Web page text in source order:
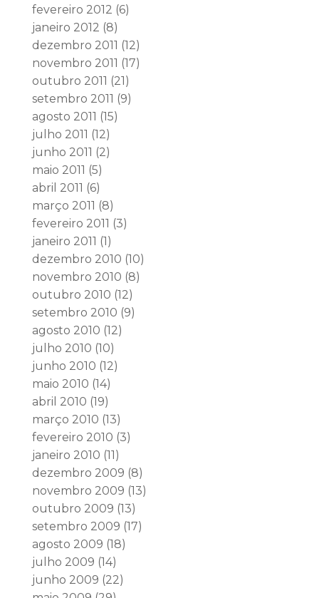
fevereiro 2012 (6)
janeiro 2012 (8)
dezembro 2011 (12)
novembro 2011 (17)
outubro 2011 (21)
setembro 2011 (9)
agosto 2011 (15)
julho 2011 (12)
junho 2011 (2)
maio 2011 (5)
abril 2011 (6)
março 2011 (8)
fevereiro 2011 (3)
janeiro 2011 (1)
dezembro 2010 (10)
novembro 2010 (8)
outubro 2010 (12)
setembro 2010 (9)
agosto 2010 (12)
julho 2010 (10)
junho 2010 (12)
maio 2010 (14)
abril 2010 (19)
março 2010 (13)
fevereiro 2010 (3)
janeiro 2010 (11)
dezembro 2009 (8)
novembro 2009 (13)
outubro 2009 (13)
setembro 2009 (17)
agosto 2009 (18)
julho 2009 (14)
junho 2009 (22)